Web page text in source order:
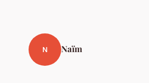
N Naïm